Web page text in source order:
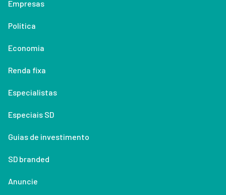
Empresas
Política
Economia
Renda fixa
Especialistas
Especiais SD
Guias de investimento
SD branded
Anuncie